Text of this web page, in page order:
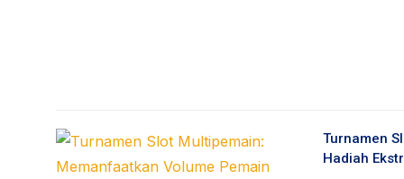
Turnamen
Hadiah